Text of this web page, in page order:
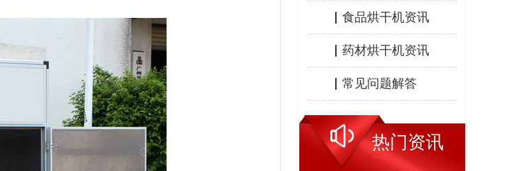
食品烘干机资讯
药材烘干机资讯
常见问题解答
热门资讯